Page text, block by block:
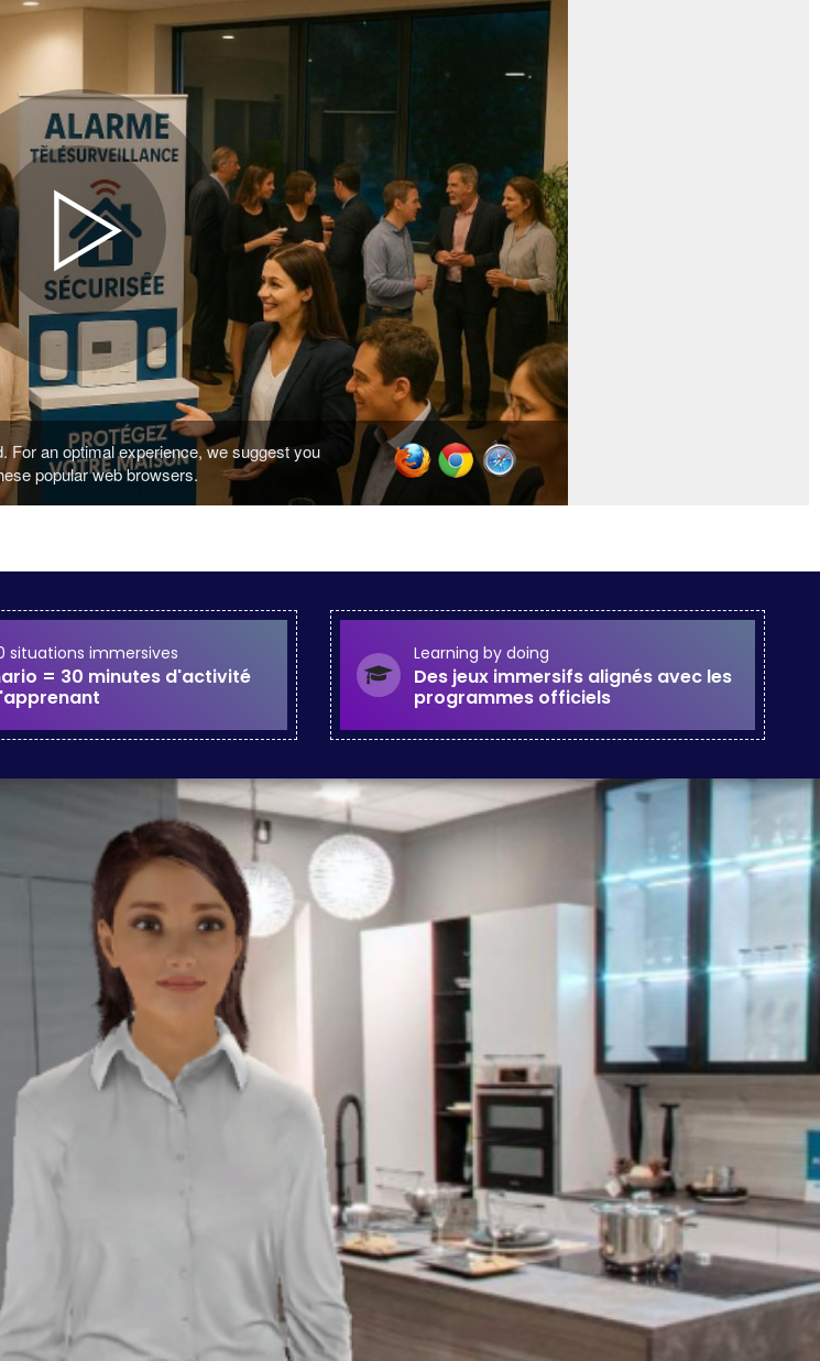
situations immersives
= 30 minutes d'activité
Learning by doing
Des jeux immersifs alignés avec les
programmes officiels